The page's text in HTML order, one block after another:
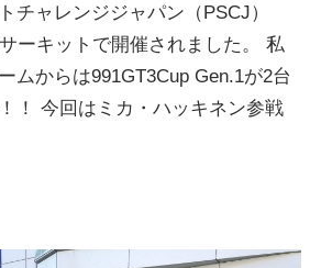
チャレンジジャパン（PSCJ）
ーキットで開催されました。 私
ムからは991GT3Cup Gen.1が2台
！ 今回はミカ・ハッキネン参戦